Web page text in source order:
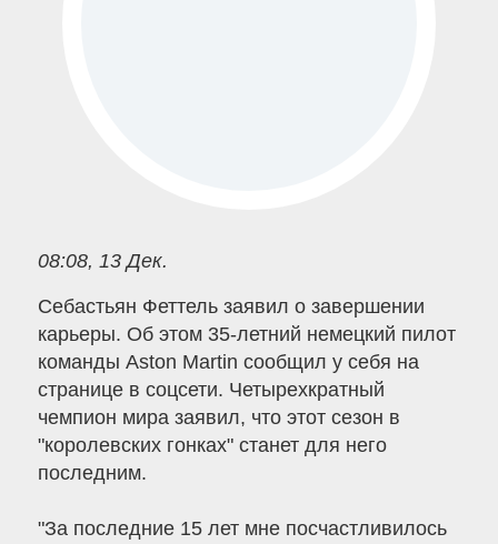
08:08, 13 Дек.
Себастьян Феттель заявил о завершении
карьеры. Об этом 35-летний немецкий пилот
команды Aston Martin сообщил у себя на
странице в соцсети. Четырехкратный
чемпион мира заявил, что этот сезон в
"королевских гонках" станет для него
последним.
"За последние 15 лет мне посчастливилось